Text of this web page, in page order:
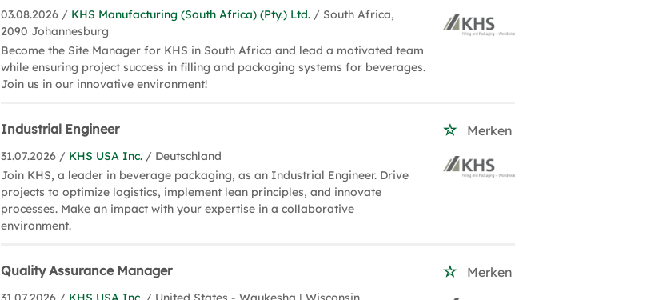
03.08.2026 / KHS Manufacturing (South Africa) (Pty.) Ltd. / South Africa,
2090 Johannesburg
Become the Site Manager for KHS in South Africa and lead a motivated team
while ensuring project success in filling and packaging systems for beverages.
Join us in our innovative environment!
Industrial Engineer Merken
31.07.2026 / KHS USA Inc. / Deutschland
Join KHS, a leader in beverage packaging, as an Industrial Engineer. Drive
projects to optimize logistics, implement lean principles, and innovate
processes. Make an impact with your expertise in a collaborative
environment.
Quality Assurance Manager Merken